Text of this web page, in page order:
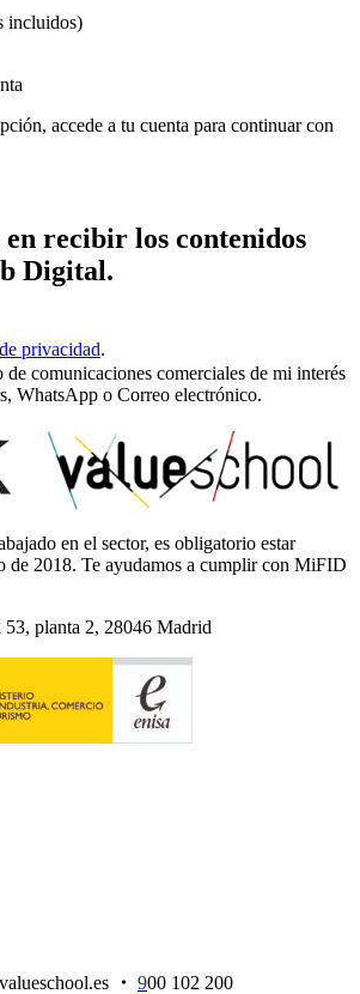
incluidos)
accede a tu cuenta para continuar con
recibir los contenidos
Digital.
privacidad.
comunicaciones comerciales de mi interés
WhatsApp o Correo electrónico.
en el sector, es obligatorio estar
de 2018. Te ayudamos a cumplir con MiFID
53, planta 2, 28046 Madrid
・ 900 102 200